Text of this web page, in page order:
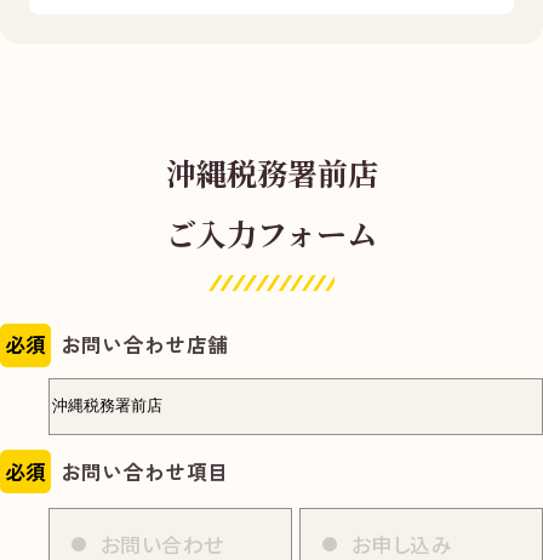
沖縄税務署前店
ご入力フォーム
必須 お問い合わせ店舗
必須 お問い合わせ項目
お問い合わせ お申し込み